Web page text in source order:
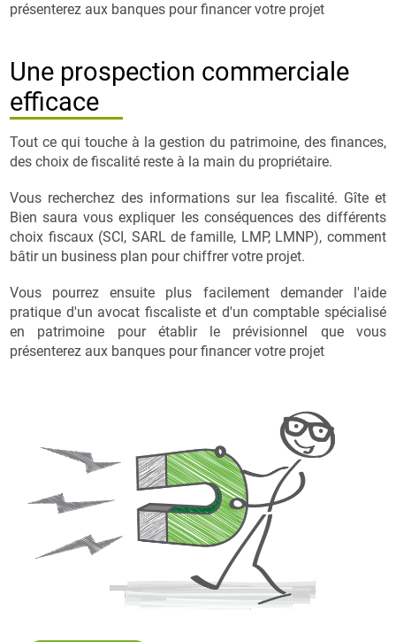
présenterez aux banques pour financer votre projet
Une prospection commerciale
efficace
Tout ce qui touche à la gestion du patrimoine, des finances,
des choix de fiscalité reste à la main du propriétaire.
Vous recherchez des informations sur lea fiscalité. Gîte et
Bien saura vous expliquer les conséquences des différents
choix fiscaux (SCI, SARL de famille, LMP, LMNP), comment
bâtir un business plan pour chiffrer votre projet.
Vous pourrez ensuite plus facilement demander l'aide
pratique d'un avocat fiscaliste et d'un comptable spécialisé
en patrimoine pour établir le prévisionnel que vous
présenterez aux banques pour financer votre projet